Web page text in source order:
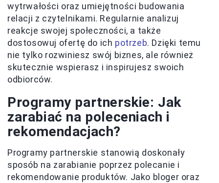
wytrwałości oraz umiejętności budowania
relacji z czytelnikami. Regularnie analizuj
reakcje swojej społeczności, a także
dostosowuj ofertę do ich potrzeb. Dzięki temu
nie tylko rozwiniesz swój biznes, ale również
skutecznie wspierasz i inspirujesz swoich
odbiorców.
Programy partnerskie: Jak
zarabiać na poleceniach i
rekomendacjach?
Programy partnerskie stanowią doskonały
sposób na zarabianie poprzez polecanie i
rekomendowanie produktów. Jako bloger oraz